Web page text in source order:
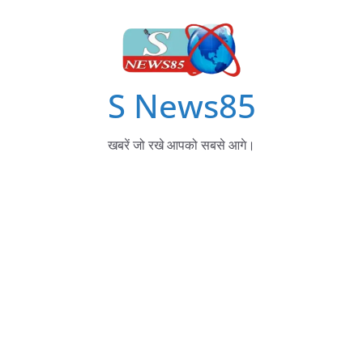
S News85
खबरें जो रखे आपको सबसे आगे।